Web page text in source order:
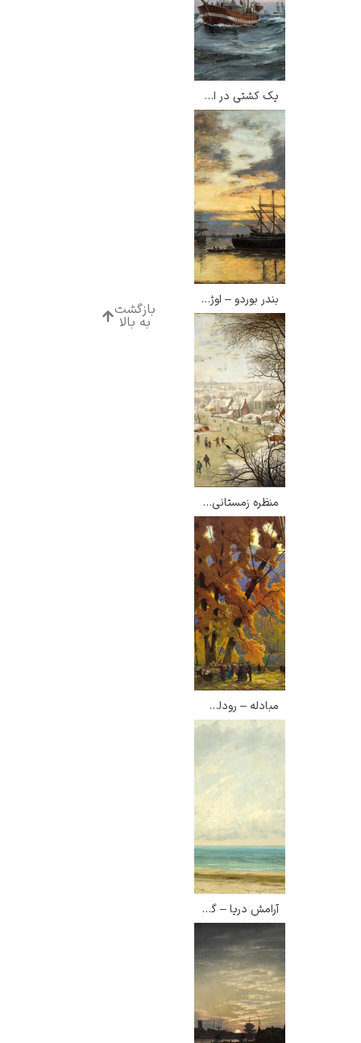
یک کشتی در اسکاگن – کارل لوچر
بندر بوردو – اوژن بودن
منظره زمستانی با تله پرنده – پیتر بروگل جوان
مبادله – رودلف اینجرل
آرامش دریا – گوستاو کوربه
بازگشت
به بالا